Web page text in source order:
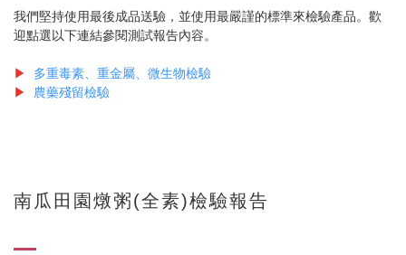
我們堅持使用最後成品送驗，並使用最嚴謹的標準來檢驗產品。歡
迎點選以下連結參閱測試報告內容。
▶ 多重毒素、重金屬、微生物檢驗
▶ 農藥殘留檢驗
南瓜田園燉粥(全素)檢驗報告